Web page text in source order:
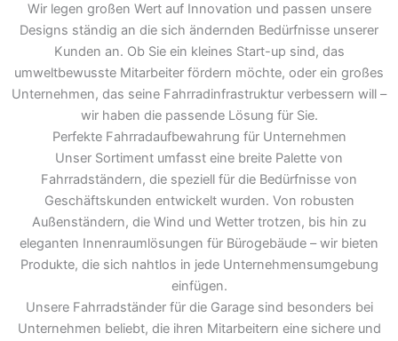
Wir legen großen Wert auf Innovation und passen unsere
Designs ständig an die sich ändernden Bedürfnisse unserer
Kunden an. Ob Sie ein kleines Start-up sind, das
umweltbewusste Mitarbeiter fördern möchte, oder ein großes
Unternehmen, das seine Fahrradinfrastruktur verbessern will –
wir haben die passende Lösung für Sie.
Perfekte Fahrradaufbewahrung für Unternehmen
Unser Sortiment umfasst eine breite Palette von
Fahrradständern, die speziell für die Bedürfnisse von
Geschäftskunden entwickelt wurden. Von robusten
Außenständern, die Wind und Wetter trotzen, bis hin zu
eleganten Innenraumlösungen für Bürogebäude – wir bieten
Produkte, die sich nahtlos in jede Unternehmensumgebung
einfügen.
Unsere Fahrradständer für die Garage sind besonders bei
Unternehmen beliebt, die ihren Mitarbeitern eine sichere und